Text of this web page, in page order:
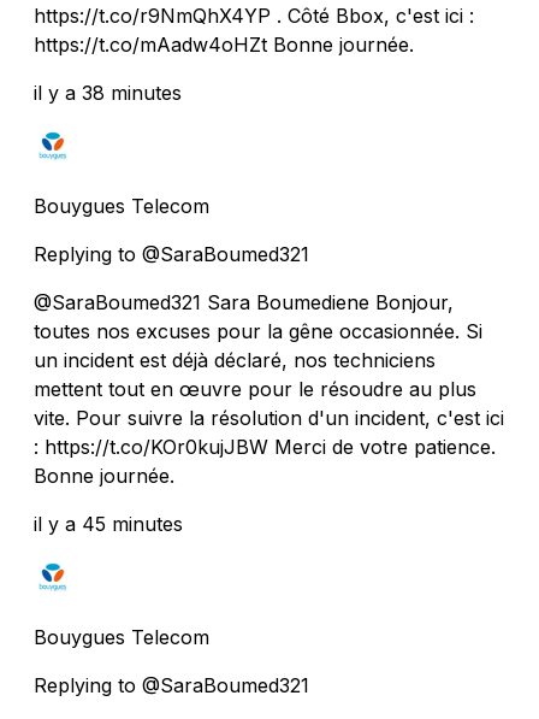
https://t.co/r9NmQhX4YP . Côté Bbox, c'est ici :
https://t.co/mAadw4oHZt Bonne journée.
il y a 38 minutes
Bouygues Telecom
Replying to @SaraBoumed321
@SaraBoumed321 Sara Boumediene Bonjour,
toutes nos excuses pour la gêne occasionnée. Si
un incident est déjà déclaré, nos techniciens
mettent tout en œuvre pour le résoudre au plus
vite. Pour suivre la résolution d'un incident, c'est ici
: https://t.co/KOr0kujJBW Merci de votre patience.
Bonne journée.
il y a 45 minutes
Bouygues Telecom
Replying to @SaraBoumed321